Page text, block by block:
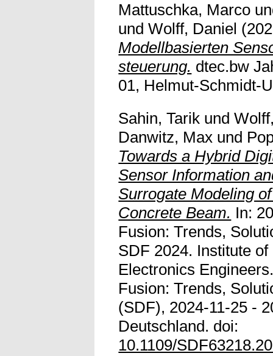
Mattuschka, Marco
undWolff, Daniel
Modellbasierten
steuerung. dtec.bw
01, Helmut-Schmidt-
Sahin, Tarik und
Danwitz, Max und
Towards a Hybrid
Sensor Information
Surrogate Modeling
Concrete Beam. In:
Fusion: Trends,
SDF 2024. Institute
Electronics
Fusion: Trends,
(SDF), 2024-11-25 -
Deutschland. doi:
10.1109/